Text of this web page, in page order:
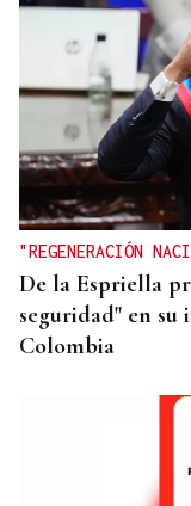
NUEVO PLAN DE
Rueda anuncia
mayores en Piñor
"REGENERACIÓN
De la Espriella
seguridad" en
Colombia